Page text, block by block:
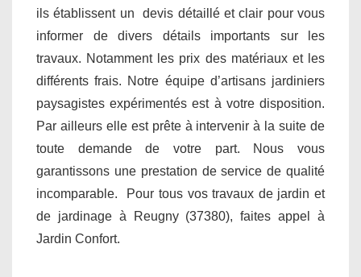
ils établissent un devis détaillé et clair pour vous
informer de divers détails importants sur les
travaux. Notamment les prix des matériaux et les
différents frais. Notre équipe d’artisans jardiniers
paysagistes expérimentés est à votre disposition.
Par ailleurs elle est prête à intervenir à la suite de
toute demande de votre part. Nous vous
garantissons une prestation de service de qualité
incomparable. Pour tous vos travaux de jardin et
de jardinage à Reugny (37380), faites appel à
Jardin Confort.